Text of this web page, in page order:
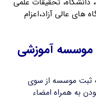
عالی آزاد،اعزام
موسسه آموزشی
ثبت موسسه از سوی
به همراه امضاء